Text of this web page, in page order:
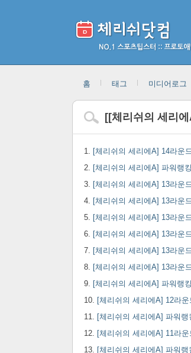
홈 태그 미디어로그
[[체리쉬의 세리에
[체리쉬의 세리에A] 14라운
[체리쉬의 세리에A] 파워랭
[체리쉬의 세리에A] 13라운
[체리쉬의 세리에A] 13라운
[체리쉬의 세리에A] 13라운
[체리쉬의 세리에A] 13라운
[체리쉬의 세리에A] 13라운
[체리쉬의 세리에A] 13라운
[체리쉬의 세리에A] 파워랭
[체리쉬의 세리에A] 12라
[체리쉬의 세리에A] 파워랭
[체리쉬의 세리에A] 11라
[체리쉬의 세리에A] 파워랭